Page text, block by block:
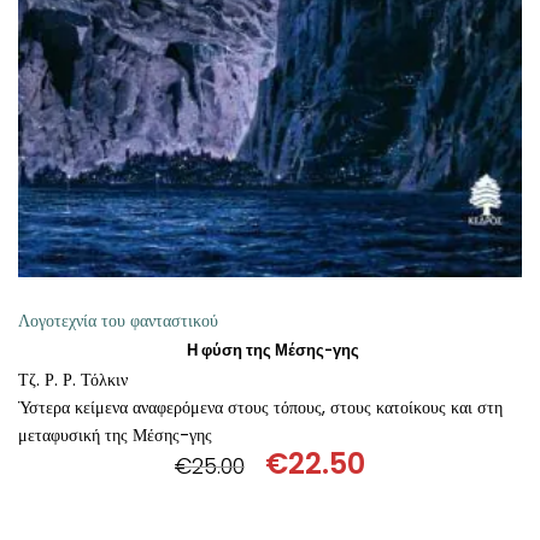
ΠΡΟΣΘΉΚΗ ΣΤΟ ΚΑΛΆΘΙ
Λογοτεχνία του φανταστικού
Η φύση της Μέσης-γης
Τζ. Ρ. Ρ. Τόλκιν
Ύστερα κείμενα αναφερόμενα στους τόπους, στους κατοίκους και στη
μεταφυσική της Μέσης-γης
€25.00 €22.50